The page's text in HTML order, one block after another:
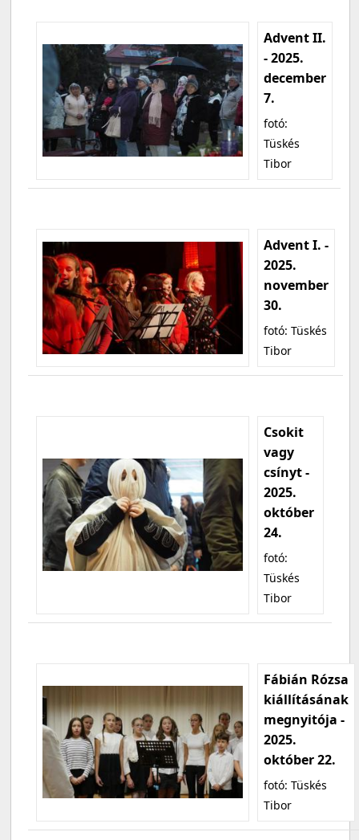
Advent II.
- 2025.
december
7.
fotó:
Tüskés
Tibor
Advent I. -
2025.
november
30.
fotó: Tüskés
Tibor
Csokit
vagy
csínyt -
2025.
október
24.
fotó:
Tüskés
Tibor
Fábián Rózsa
kiállításának
megnyitója -
2025.
október 22.
fotó: Tüskés
Tibor